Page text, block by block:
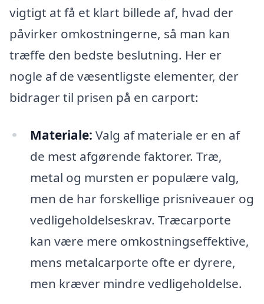
vigtigt at få et klart billede af, hvad der
påvirker omkostningerne, så man kan
træffe den bedste beslutning. Her er
nogle af de væsentligste elementer, der
bidrager til prisen på en carport:
Materiale: Valg af materiale er en af
de mest afgørende faktorer. Træ,
metal og mursten er populære valg,
men de har forskellige prisniveauer og
vedligeholdelseskrav. Træcarporte
kan være mere omkostningseffektive,
mens metalcarporte ofte er dyrere,
men kræver mindre vedligeholdelse.